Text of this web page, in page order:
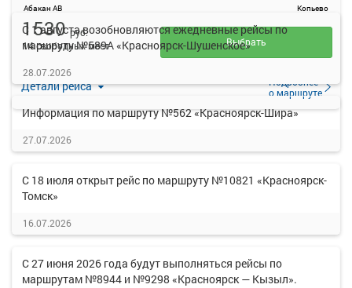
Абакан АВ Копьево
Детали рейса
Подробнее
о маршруте
1530 руб.
14 свободных мест
Выбрать
С 1 августа возобновляются ежедневные рейсы по
маршруту №589А «Красноярск-Шушенское»
28.07.2026
Информация по маршруту №562 «Красноярск-Шира»
27.07.2026
С 18 июля открыт рейс по маршруту №10821 «Красноярск-
Томск»
16.07.2026
С 27 июня 2026 года будут выполняться рейсы по
маршрутам №8944 и №9298 «Красноярск — Кызыл».